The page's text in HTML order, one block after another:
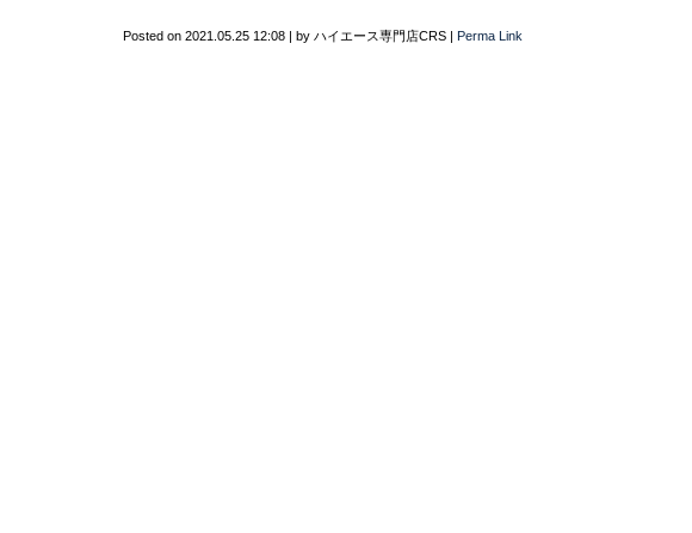
Posted on 2021.05.25 12:08 by ハイエース専門店CRS Perma Link